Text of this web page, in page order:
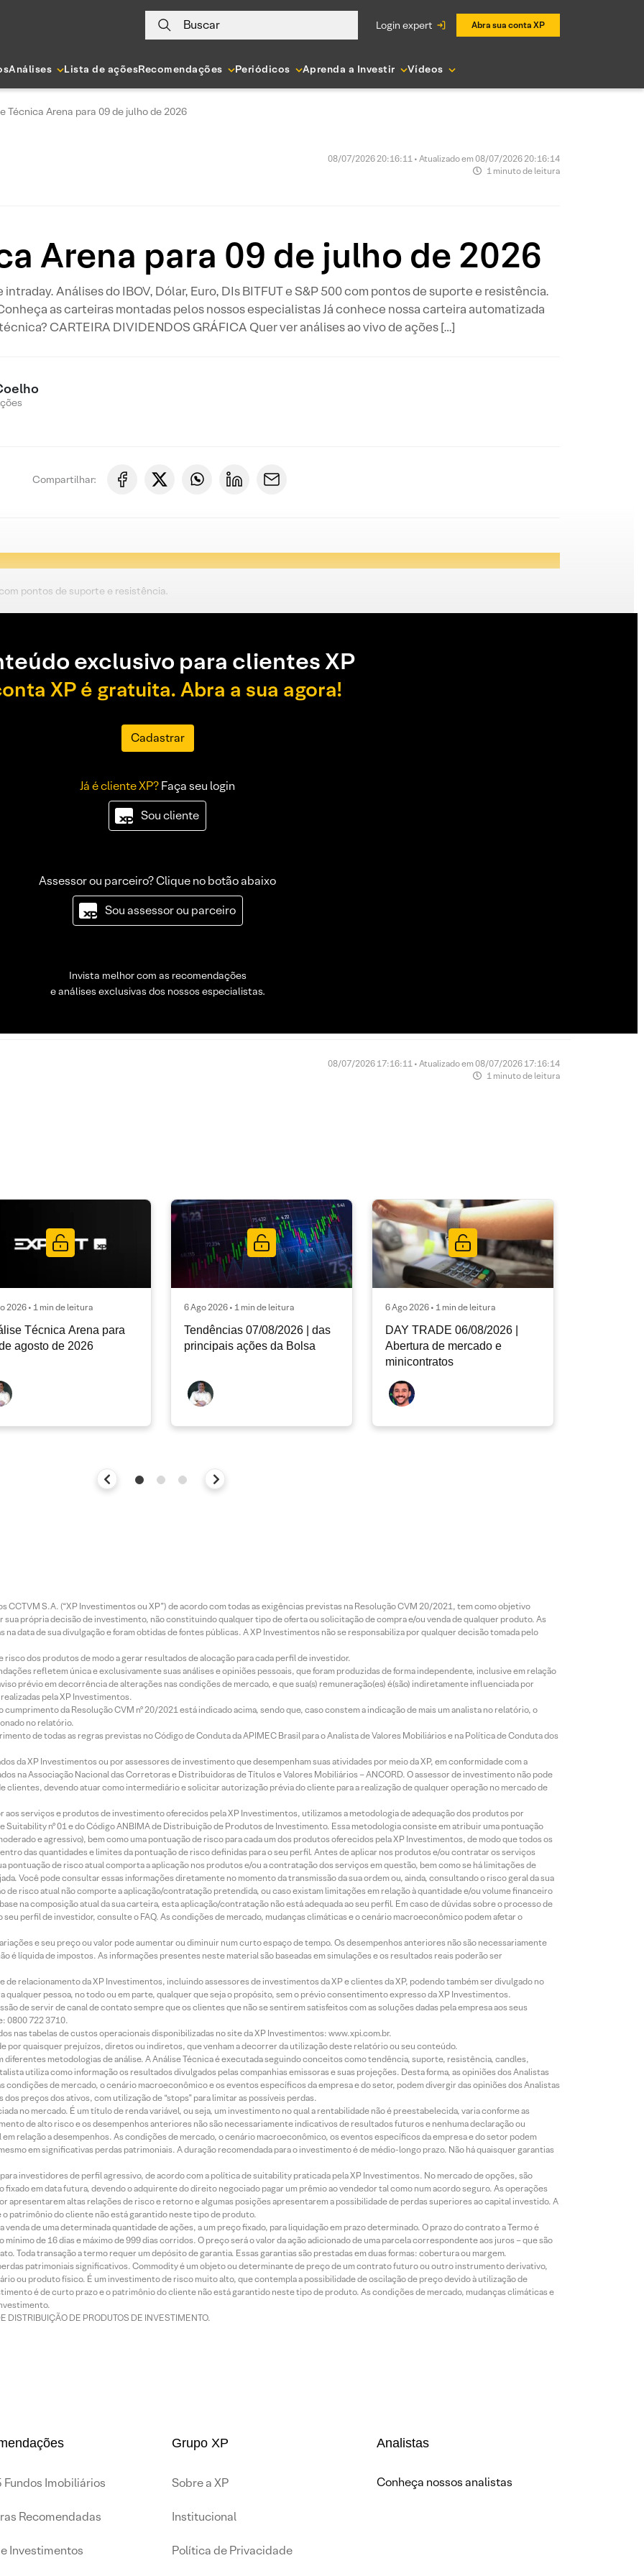
Buscar login expert Abra sua conta XP
Análises Lista de açõesRecomendações Periódicos Aprenda a Investir Vídeos
Técnica Arena para 09 de julho de 2026
08/07/2026 20:16:11 • Atualizado em 08/07/2026 20:16:14
1 minuto de leitura
Arena para 09 de julho de 2026
Análises do IBOV, Dólar, Euro, DIs BITFUT e S&P 500 com pontos de suporte e resistência.
as carteiras montadas pelos nossos especialistas Já conhece nossa carteira automatizada
CARTEIRA DIVIDENDOS GRÁFICA Quer ver análises ao vivo de ações […]
Compartilhar:
pontos de suporte e resistência.
exclusivo para clientes XP
XP é gratuita. Abra a sua agora!
Cadastrar
Já é cliente XP?Faça seu login
Sou cliente
Assessor ou parceiro? Clique no botão abaixo
Sou assessor ou parceiro
Invista melhor com as recomendações
e análises exclusivas dos nossos especialistas.
08/07/2026 17:16:11 • Atualizado em 08/07/2026 17:16:14
1 minuto de leitura
2026 • 1 min de leitura
Técnica Arena para
agosto de 2026
6 Ago 2026 • 1 min de leitura
Tendências 07/08/2026 | das
principais ações da Bolsa
6 Ago 2026 • 1 min de leitura
DAY TRADE 06/08/2026 |
Abertura de mercado e
minicontratos
CCTVM S.A. (“XP Investimentos ou XP”) de acordo com todas as exigências previstas na Resolução CVM 20/2021, tem como objetivo
própria decisão de investimento, não constituindo qualquer tipo de oferta ou solicitação de compra e/ou venda de qualquer produto. As
data de sua divulgação e foram obtidas de fontes públicas. A XP Investimentos não se responsabiliza por qualquer decisão tomada pelo
dos produtos de modo a gerar resultados de alocação para cada perfil de investidor.
refletem única e exclusivamente suas análises e opiniões pessoais, que foram produzidas de forma independente, inclusive em relação
prévio em decorrência de alterações nas condições de mercado, e que sua(s) remuneração(es) é(são) indiretamente influenciada por
pela XP Investimentos.
da Resolução CVM nº 20/2021 está indicado acima, sendo que, caso constem a indicação de mais um analista no relatório, o
no relatório.
de todas as regras previstas no Código de Conduta da APIMEC Brasil para o Analista de Valores Mobiliários e na Política de Conduta dos
da XP Investimentos ou por assessores de investimento que desempenham suas atividades por meio da XP, em conformidade com a
na Associação Nacional das Corretoras e Distribuidoras de Títulos e Valores Mobiliários – ANCORD. O assessor de investimento não pode
devendo atuar como intermediário e solicitar autorização prévia do cliente para a realização de qualquer operação no mercado de
aos serviços e produtos de investimento oferecidos pela XP Investimentos, utilizamos a metodologia de adequação dos produtos por
nº 01 e do Código ANBIMA de Distribuição de Produtos de Investimento. Essa metodologia consiste em atribuir uma pontuação
e agressivo), bem como uma pontuação de risco para cada um dos produtos oferecidos pela XP Investimentos, de modo que todos os
das quantidades e limites da pontuação de risco definidas para o seu perfil. Antes de aplicar nos produtos e/ou contratar os serviços
de risco atual comporta a aplicação nos produtos e/ou a contratação dos serviços em questão, bem como se há limitações de
Você pode consultar essas informações diretamente no momento da transmissão da sua ordem ou, ainda, consultando o risco geral da sua
de risco atual não comporte a aplicação/contratação pretendida, ou caso existam limitações em relação à quantidade e/ou volume financeiro
na composição atual da sua carteira, esta aplicação/contratação não está adequada ao seu perfil. Em caso de dúvidas sobre o processo de
perfil de investidor, consulte o FAQ. As condições de mercado, mudanças climáticas e o cenário macroeconômico podem afetar o
e seu preço ou valor pode aumentar ou diminuir num curto espaço de tempo. Os desempenhos anteriores não são necessariamente
é líquida de impostos. As informações presentes neste material são baseadas em simulações e os resultados reais poderão ser
relacionamento da XP Investimentos, incluindo assessores de investimentos da XP e clientes da XP, podendo também ser divulgado no
qualquer pessoa, no todo ou em parte, qualquer que seja o propósito, sem o prévio consentimento expresso da XP Investimentos.
de servir de canal de contato sempre que os clientes que não se sentirem satisfeitos com as soluções dadas pela empresa aos seus
0800 722 3710.
nas tabelas de custos operacionais disponibilizadas no site da XP Investimentos: www.xpi.com.br.
por quaisquer prejuízos, diretos ou indiretos, que venham a decorrer da utilização deste relatório ou seu conteúdo.
diferentes metodologias de análise. A Análise Técnica é executada seguindo conceitos como tendência, suporte, resistência, candles,
utiliza como informação os resultados divulgados pelas companhias emissoras e suas projeções. Desta forma, as opiniões dos Analistas
condições de mercado, o cenário macroeconômico e os eventos específicos da empresa e do setor, podem divergir das opiniões dos Analistas
preços dos ativos, com utilização de “stops” para limitar as possíveis perdas.
no mercado. É um título de renda variável, ou seja, um investimento no qual a rentabilidade não é preestabelecida, varia conforme as
de alto risco e os desempenhos anteriores não são necessariamente indicativos de resultados futuros e nenhuma declaração ou
relação a desempenhos. As condições de mercado, o cenário macroeconômico, os eventos específicos da empresa e do setor podem
em significativas perdas patrimoniais. A duração recomendada para o investimento é de médio-longo prazo. Não há quaisquer garantias
investidores de perfil agressivo, de acordo com a política de suitability praticada pela XP Investimentos. No mercado de opções, são
em data futura, devendo o adquirente do direito negociado pagar um prêmio ao vendedor tal como num acordo seguro. As operações
apresentarem altas relações de risco e retorno e algumas posições apresentarem a possibilidade de perdas superiores ao capital investido. A
patrimônio do cliente não está garantido neste tipo de produto.
de uma determinada quantidade de ações, a um preço fixado, para liquidação em prazo determinado. O prazo do contrato a Termo é
de 16 dias e máximo de 999 dias corridos. O preço será o valor da ação adicionado de uma parcela correspondente aos juros – que são
Toda transação a termo requer um depósito de garantia. Essas garantias são prestadas em duas formas: cobertura ou margem.
patrimoniais significativos. Commodity é um objeto ou determinante de preço de um contrato futuro ou outro instrumento derivativo,
ou produto físico. É um investimento de risco muito alto, que contempla a possibilidade de oscilação de preço devido à utilização de
é de curto prazo e o patrimônio do cliente não está garantido neste tipo de produto. As condições de mercado, mudanças climáticas e
DISTRIBUIÇÃO DE PRODUTOS DE INVESTIMENTO.
Fundos Imobiliários
Recomendadas
Investimentos
Grupo XP
Sobre a XP
Institucional
Política de Privacidade
Analistas
Conheça nossos analistas